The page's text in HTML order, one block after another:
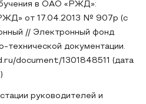
в ОАО «РЖД»:
от 17.04.2013 № 907р (с
// Электронный фонд
технической документации.
document/1301848511 (дата
руководителей и